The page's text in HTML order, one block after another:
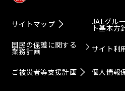
サイトマップ
国民の保護に関する
業務計画
ご被災者等支援計画
JALグル
ト基本方
サイト利
個人情報